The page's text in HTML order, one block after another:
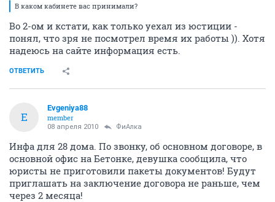
В каком кабинете вас принимали?
Во 2-ом и кстати, как только уехал из юстиции -
понял, что зря не посмотрел время их работы )). Хотя
надеюсь на сайте информация есть.
ОТВЕТИТЬ
E
Evgeniya88
member
08 апреля 2010 ФиАлка
Инфа для 28 дома. По звонку, об основном договоре, в
основной офис на Бетонке, девушка сообщила, что
юристы не приготовили пакеты документов! Будут
приглашать на заключение договора не раньше, чем
через 2 месяца!